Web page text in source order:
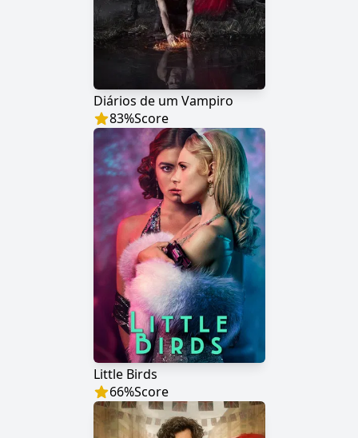
Diários de um Vampiro
83%Score
Little Birds
66%Score